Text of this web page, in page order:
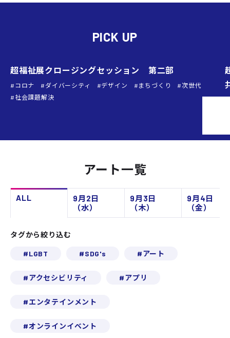
PICK UP
超福祉展クロージングセッション 第二部
コロナ ダイバーシティ デザイン まちづくり
次世代
社会課題解決
アート一覧
ALL
9月2日
（水）
9月3日
（木）
9月4日
（金）
タグから絞り込む
LGBT SDG's アート
アクセシビリティ アプリ
エンタテインメント
オンラインイベント